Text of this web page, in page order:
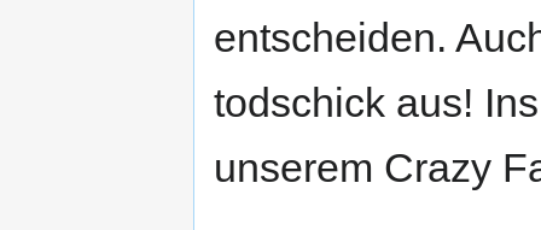
entscheiden.
todschick aus!
unserem Crazy